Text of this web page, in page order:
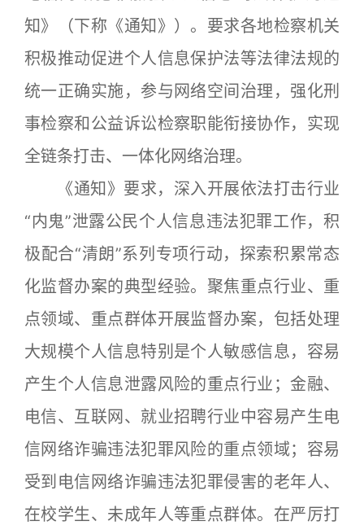
知》（下称《通知》）。要求各地检察机关
积极推动促进个人信息保护法等法律法规的
统一正确实施，参与网络空间治理，强化刑
事检察和公益诉讼检察职能衔接协作，实现
全链条打击、一体化网络治理。
《通知》要求，深入开展依法打击行业
“内鬼”泄露公民个人信息违法犯罪工作，积
极配合“清朗”系列专项行动，探索积累常态
化监督办案的典型经验。聚焦重点行业、重
点领域、重点群体开展监督办案，包括处理
大规模个人信息特别是个人敏感信息，容易
产生个人信息泄露风险的重点行业；金融、
电信、互联网、就业招聘行业中容易产生电
信网络诈骗违法犯罪风险的重点领域；容易
受到电信网络诈骗违法犯罪侵害的老年人、
在校学生、未成年人等重点群体。在严厉打